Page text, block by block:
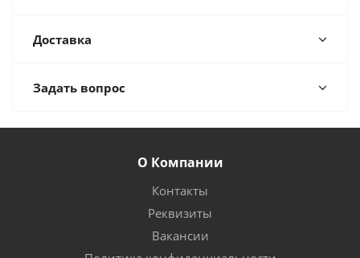
Доставка
Задать вопрос
О Компании
Контакты
Реквизиты
Вакансии